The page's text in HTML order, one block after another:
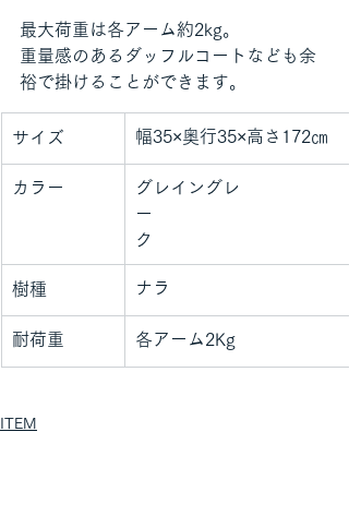
最大荷重は各アーム約2kg。
重量感のあるダッフルコートなども余
裕で掛けることができます。
サイズ 幅35×奥行35×高さ172㎝
カラー
グレイングレ
ー　　　　　　　　　　
樹種 ナラ
耐荷重 各アーム2Kg
ITEM